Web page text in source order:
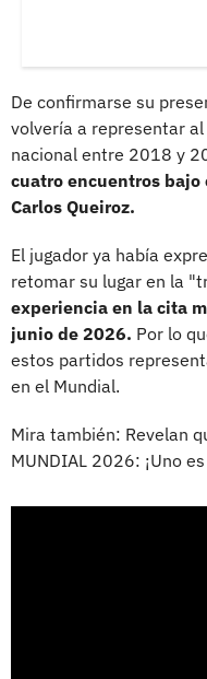
De confirmarse su
volvería a representar
nacional entre 2018 y
cuatro encuentros bajo
Carlos Queiroz.
El jugador ya había
retomar su lugar en la
experiencia en la cita
junio de 2026. Por lo
estos partidos
en el Mundial.
Mira también: Revelan
MUNDIAL 2026: ¡Uno